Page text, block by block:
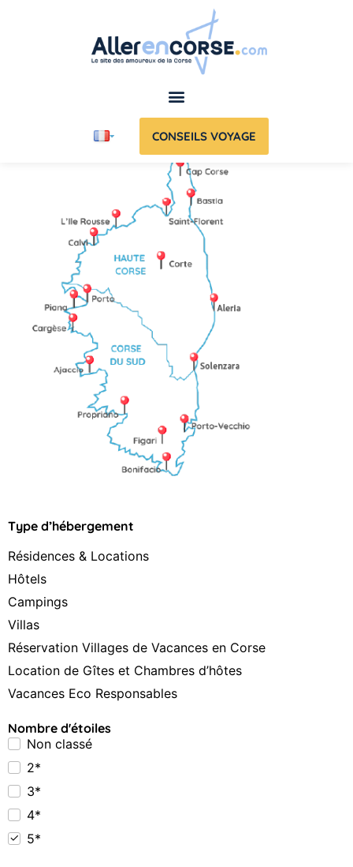
CONSEILS VOYAGE
Type d’hébergement
Résidences & Locations
Hôtels
Campings
Villas
Réservation Villages de Vacances en Corse
Location de Gîtes et Chambres d’hôtes
Vacances Eco Responsables
Nombre d'étoiles
Non classé
2*
3*
4*
5*